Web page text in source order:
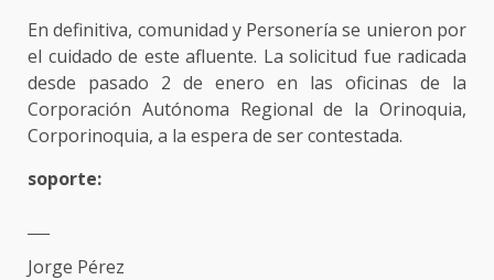
En definitiva, comunidad y Personería se unieron por
el cuidado de este afluente. La solicitud fue radicada
desde pasado 2 de enero en las oficinas de la
Corporación Autónoma Regional de la Orinoquia,
Corporinoquia, a la espera de ser contestada.
soporte:
Jorge Pérez